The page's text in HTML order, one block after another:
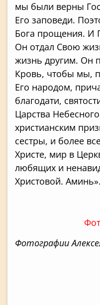
мы были верны
Его заповеди.
Бога прощения. И
Он отдал Свою
жизнь другим. Он
Кровь, чтобы мы,
Его народом,
благодати,
Царства
христианским
сестры, и более
Христе, мир в
любящих и
Христовой. Аминь».
Фотографии